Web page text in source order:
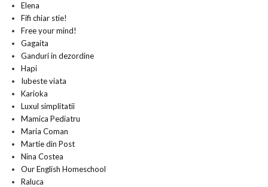
Elena
Fifi chiar stie!
Free your mind!
Gagaita
Ganduri in dezordine
Hapi
Iubeste viata
Karioka
Luxul simplitatii
Mamica Pediatru
Maria Coman
Martie din Post
Nina Costea
Our English Homeschool
Raluca